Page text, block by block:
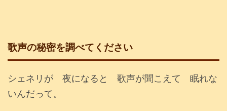
歌声の秘密を調べてください
シェネリが 夜になると 歌声が聞こえて 眠れな
いんだって。